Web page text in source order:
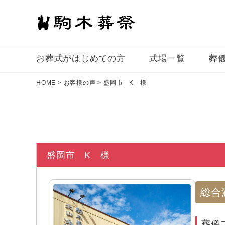
お葬式がはじめての⽅ 式場一覧 葬
HOME > お客様の声 >盛岡市 K 様
盛岡市 K 様
総合